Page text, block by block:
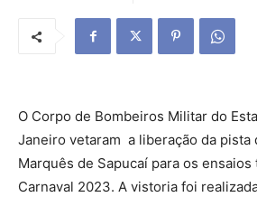
O Corpo de Bombeiros Militar do
Janeiro vetaram a liberação da pista
Marquês de Sapucaí para os
Carnaval 2023. A vistoria foi